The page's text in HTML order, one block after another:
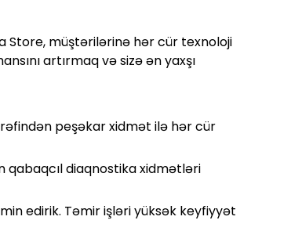
Store, müştərilərinə hər cür texnoloji
artırmaq və sizə ən yaxşı
peşəkar xidmət ilə hər cür
qabaqcıl diaqnostika xidmətləri
edirik. Təmir işləri yüksək keyfiyyət